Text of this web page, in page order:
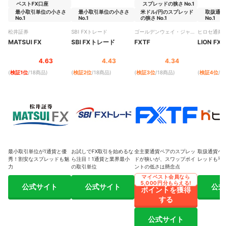
ベストFX口座
最小取引単位の小ささ
No.1
松井証券
MATSUI FX
4.63
(検証1位/18商品)
最小取引単位が1通貨と優
秀！割安なスプレッドも魅
力
公式サイト
最小取引単位の小ささ
No.1
SBI FXトレード
SBI FXトレード
4.43
(検証2位/18商品)
お試しでFX取引を始めるな
ら注目！1通貨と業界最小
の取引単位
公式サイト
スプレッドの狭さ No.1
米ドル/円のスプレッド
の狭さ No.1
ゴールデンウェイ・ジャパ
ン
FXTF
4.34
(検証3位/18商品)
全主要通貨ペアのスプレッ
ドが狭いが、スワップポイ
ントの低さは懸念点
ポイントを獲得
する
マイベスト会員なら
5,000円分もらえる!
公式サイト
取扱通貨
No.1
ヒロセ通商
LION FX
(検証4位/18
取扱通貨ペ
レッドも平
公式